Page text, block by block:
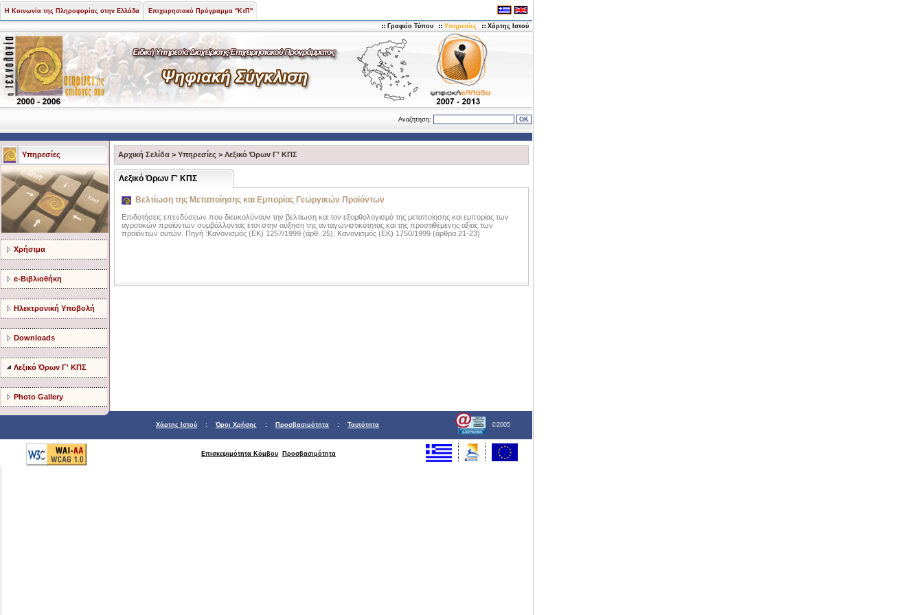
Η Κοινωνία της Πληροφορίας στην Ελλάδα Επιχειρησιακό Πρόγραμμα "ΚτΠ"
Γραφείο Τύπου Υπηρεσίες Χάρτης Ιστού
Αναζήτηση:
Υπηρεσίες
Χρήσιμα
e-Βιβλιοθήκη
Ηλεκτρονική Υποβολή
Downloads
Λεξικό Όρων Γ' ΚΠΣ
Photo Gallery
Αρχική Σελίδα > Υπηρεσίες > Λεξικό Όρων Γ' ΚΠΣ
Λεξικό Όρων Γ' ΚΠΣ
Βελτίωση της Μεταποίησης και Εμπορίας Γεωργικών Προϊόντων
Επιδοτήσεις επενδύσεων που διευκολύνουν την βελτίωση και τον εξορθολογισμό της μεταποίησης και εμπορίας των
αγροτικών προϊόντων συμβάλλοντας έτσι στην αύξηση της ανταγωνιστικότητας και της προστιθέμενης αξίας των
προϊόντων αυτών. Πηγή :Κανονισμός (ΕΚ) 1257/1999 (άρθ. 25), Κανονισμός (ΕΚ) 1750/1999 (άρθρα 21-23)
Χάρτης Ιστού : Όροι Χρήσης : Προσβασιμότητα : Ταυτότητα ©2005
Επισκεψιμότητα Κόμβου Προσβασιμότητα